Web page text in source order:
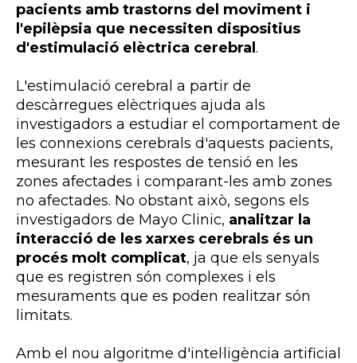
pacients amb trastorns del moviment i
l'epilèpsia que necessiten dispositius
d'estimulació elèctrica cerebral .
L'estimulació cerebral a partir de
descàrregues elèctriques ajuda als
investigadors a estudiar el comportament de
les connexions cerebrals d'aquests pacients,
mesurant les respostes de tensió en les
zones afectades i comparant-les amb zones
no afectades. No obstant això, segons els
investigadors de Mayo Clinic, analitzar la
interacció de les xarxes cerebrals és un
procés molt complicat, ja que els senyals
que es registren són complexes i els
mesuraments que es poden realitzar són
limitats.
Amb el nou algoritme d'intel·ligència artificial